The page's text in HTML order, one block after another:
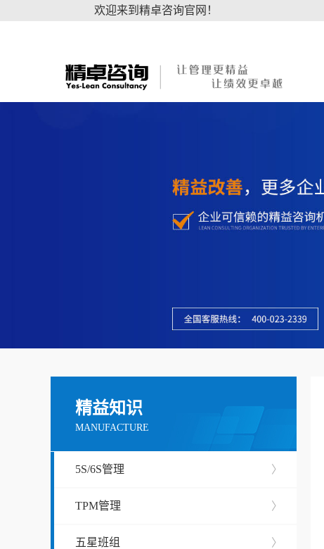
欢迎来到精卓咨询官网！
精益知识
MANUFACTURE
5S/6S管理 〉
TPM管理 〉
五星班组 〉